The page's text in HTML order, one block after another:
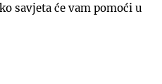
savjeta će vam pomoći u